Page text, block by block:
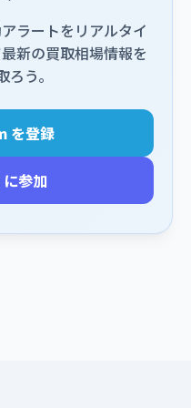
ラートをリアルタイ
新の買取相場情報を
う。
を登録
参加